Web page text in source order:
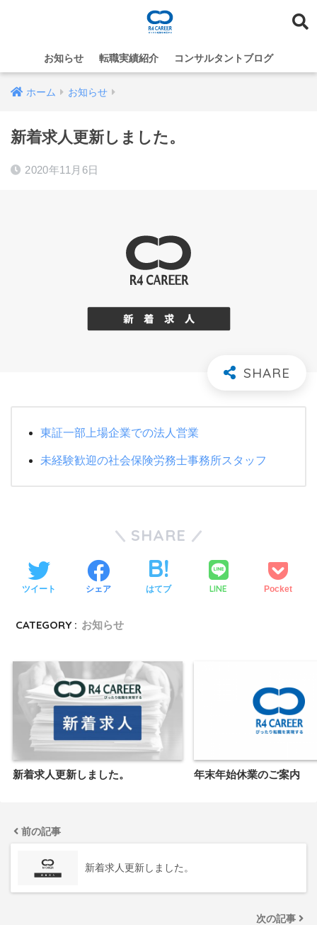
お知らせ 転職実績紹介 コンサルタントブログ
ホーム お知らせ
新着求人更新しました。
2020年11月6日
東証一部上場企業での法人営業
未経験歓迎の社会保険労務士事務所スタッフ
SHARE
ツイート シェア はてブ LINE Pocket
CATEGORY : お知らせ
新着求人更新しました。 年末年始休業のご案内
前の記事
新着求人更新しました。
次の記事